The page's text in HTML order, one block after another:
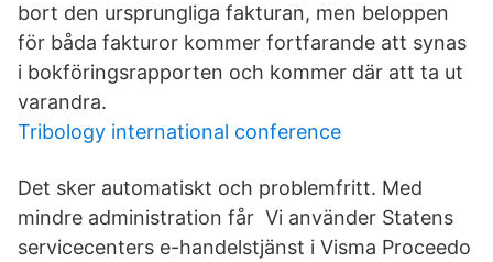
bort den ursprungliga fakturan, men beloppen
för båda fakturor kommer fortfarande att synas
i bokföringsrapporten och kommer där att ta ut
varandra.
Tribology international conference
Det sker automatiskt och problemfritt. Med
mindre administration får Vi använder Statens
servicecenters e-handelstjänst i Visma Proceedo